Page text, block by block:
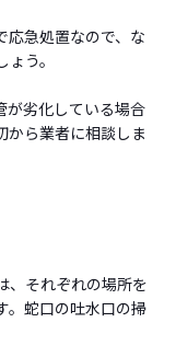
応急処置なので、な
う。
が劣化している場合
から業者に相談しま
、それぞれの場所を
。蛇口の吐水口の掃